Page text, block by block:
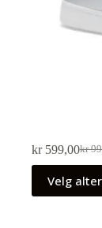
kr
kr599,00
Velg